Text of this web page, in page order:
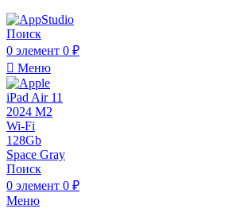
Поиск
0 элемент 0 ₽
Меню
Поиск
0 элемент 0 ₽
Меню